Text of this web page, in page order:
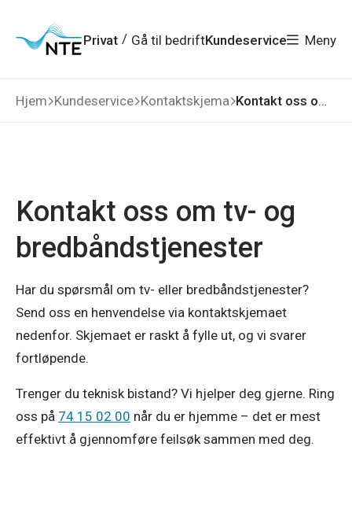
hovedmeny
søk
hovedinnhold
bunnområde
Privat / Gå til bedriftKundeservice Meny
Hjem Kundeservice Kontaktskjema Kontakt oss om tv- og bredbåndstjenester
Kontakt oss om tv- og
bredbåndstjenester
Har du spørsmål om tv- eller bredbåndstjenester?
Send oss en henvendelse via kontaktskjemaet
nedenfor. Skjemaet er raskt å fylle ut, og vi svarer
fortløpende.
Trenger du teknisk bistand? Vi hjelper deg gjerne. Ring
oss på 74 15 02 00 når du er hjemme – det er mest
effektivt å gjennomføre feilsøk sammen med deg.